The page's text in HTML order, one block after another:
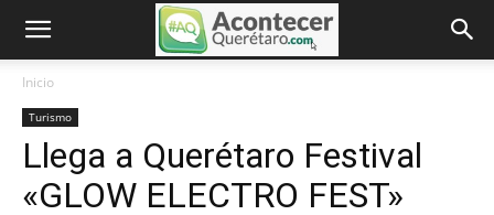
Inicio
Turismo
Llega a Querétaro Festival
«GLOW ELECTRO FEST»